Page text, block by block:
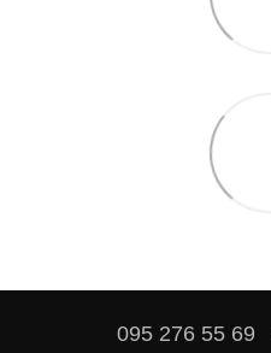
095 276 55 69